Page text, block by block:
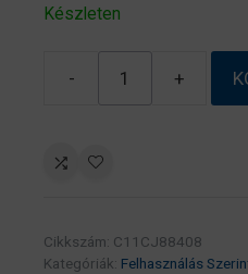
Készleten
- +
Cikkszám: C11CJ88408
Kategóriák: Felhasználás